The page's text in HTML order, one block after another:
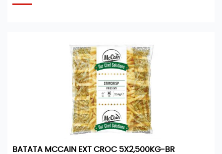
BATATA MCCAIN EXT CROC 5X2,500KG-BR